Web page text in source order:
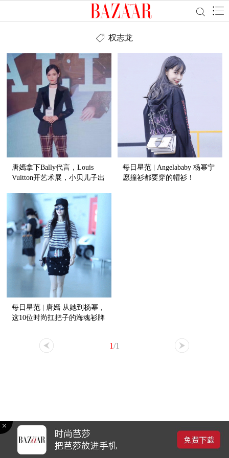
权志龙
唐嫣拿下Bally代言，Louis
Vuitton开艺术展，小贝儿子出
每日星范 | Angelababy 杨幂宁
愿撞衫都要穿的帽衫！
每日星范 | 唐嫣 从她到杨幂，
这10位时尚扛把子的海魂衫牌
1/1